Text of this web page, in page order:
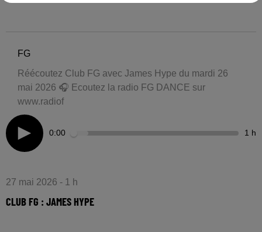
FG
Réécoutez Club FG avec James Hype du mardi 26
mai 2026 🎧 Ecoutez la radio FG DANCE sur
www.radiof
0:00 1 h
27 mai 2026 - 1 h
CLUB FG : JAMES HYPE